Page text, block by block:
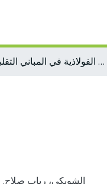
ترميم الدوامر الفولاذية في المباني التقليدية